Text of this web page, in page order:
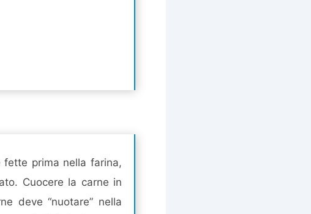
prima nella farina,
Cuocere la carne in
deve “nuotare” nella